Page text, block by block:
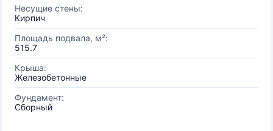
Несущие стены:
Кирпич
Площадь подвала, м²:
515.7
Крыша:
Железобетонные
Фундамент:
Сборный